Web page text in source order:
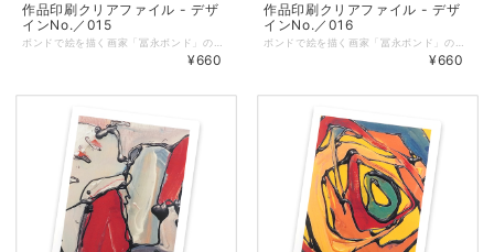
作品印刷クリアファイル - デザ
インNo.／015
¥660
作品印刷クリアファイル - デザ
インNo.／016
¥660